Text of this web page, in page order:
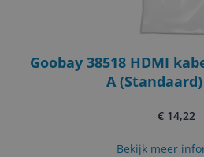
Goobay 38518 HDMI
A
€ 14,22
Bekijk meer